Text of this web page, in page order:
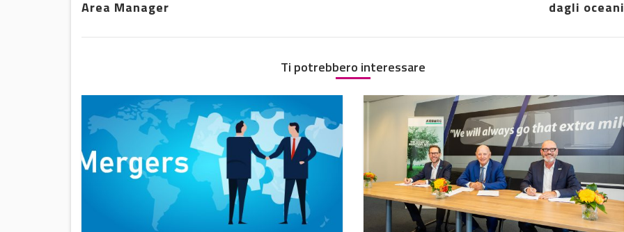
Area Manager
dagli oceani
Ti potrebbero interessare